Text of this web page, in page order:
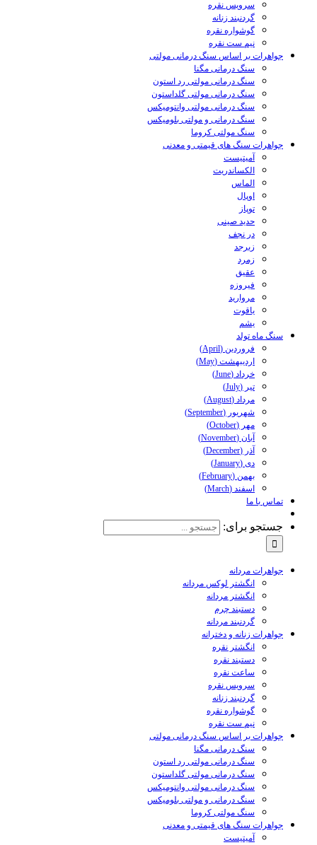
سرویس نقره
گردنبند زنانه
گوشواره نقره
نیم ست نقره
جواهرات بر اساس سنگ درمانی مولتی
سنگ درمانی مگنا
سنگ درمانی مولتی رد استون
سنگ درمانی مولتی گلداستون
سنگ درمانی مولتی وانتومیکس
سنگ درمانی و مولتی بلومیکس
سنگ مولتی کروما
جواهرات سنگ های قیمتی و معدنی
آمیتیست
الکساندریت
الماس
اوپال
توپاز
حدید صینی
در نجف
زبرجد
زمرد
عقیق
فیروزه
مروارید
یاقوت
یشم
سنگ ماه تولد
فروردین (April)
اردیبهشت (May)
خرداد (June)
تیر (July)
مرداد (August)
شهریور (September)
مهر (October)
آبان (November)
آذر (December)
دی (January)
بهمن (February)
اسفند (March)
تماس با ما
جستجو برای:
جواهرات مردانه
انگشتر لوکس مردانه
انگشتر مردانه
دستبند چرم
گردنبند مردانه
جواهرات زنانه و دخترانه
انگشتر نقره
دستبند نقره
ساعت نقره
سرویس نقره
گردنبند زنانه
گوشواره نقره
نیم ست نقره
جواهرات بر اساس سنگ درمانی مولتی
سنگ درمانی مگنا
سنگ درمانی مولتی رد استون
سنگ درمانی مولتی گلداستون
سنگ درمانی مولتی وانتومیکس
سنگ درمانی و مولتی بلومیکس
سنگ مولتی کروما
جواهرات سنگ های قیمتی و معدنی
آمیتیست